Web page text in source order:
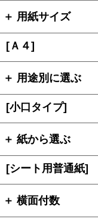
＋ 用紙サイズ
[Ａ４]
＋ 用途別に選ぶ
[小口タイプ]
＋ 紙から選ぶ
[シート用普通紙]
＋ 横面付数